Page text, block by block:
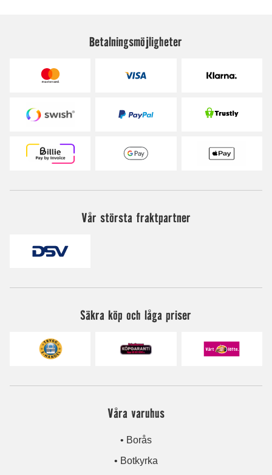
Betalningsmöjligheter
Vår största fraktpartner
Säkra köp och låga priser
Våra varuhus
• Borås
• Botkyrka